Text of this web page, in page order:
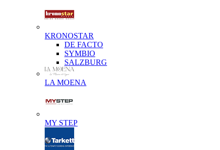
KRONOSTAR
DE FACTO
SYMBIO
SALZBURG
LA MOENA
MY STEP